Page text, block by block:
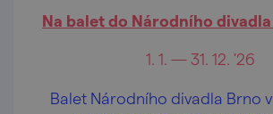
Na balet do Národního
1. 1. — 31. 12. '26
Balet Národního divadla Brno